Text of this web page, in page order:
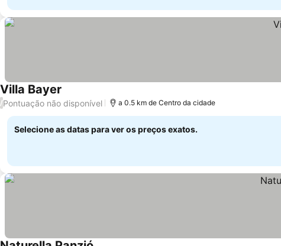
Villa Bayer
/Pontuação não disponível a 0.5 km de Centro da cidade
Selecione as datas para ver os preços exatos.